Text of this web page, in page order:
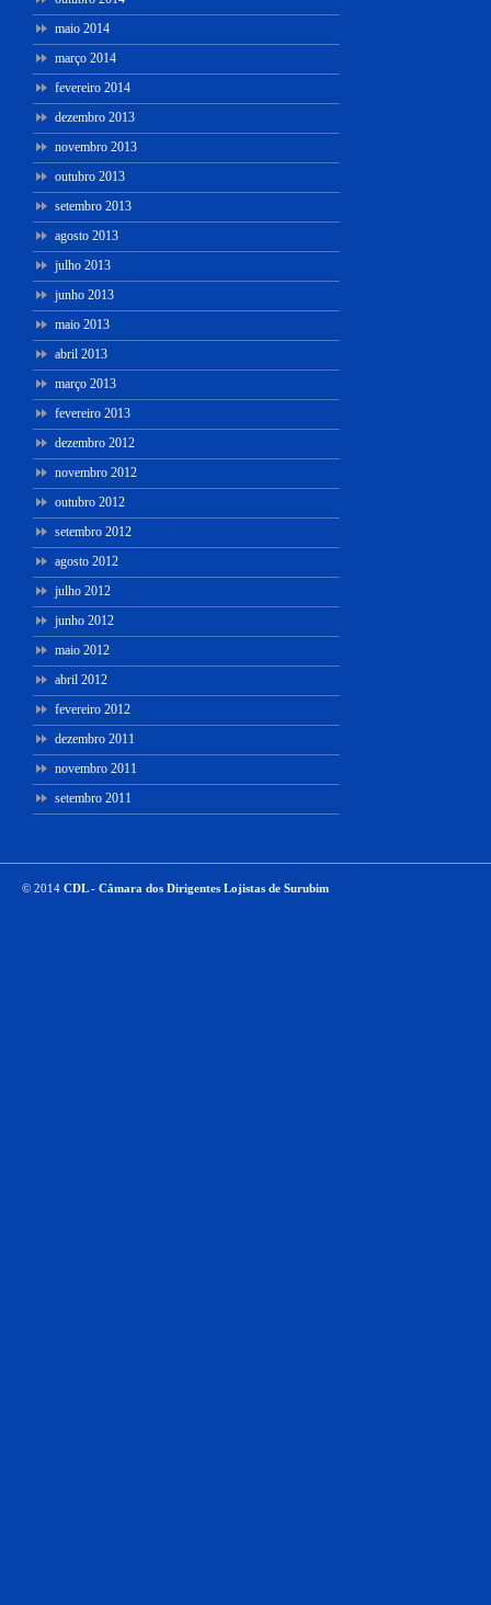
maio 2014
março 2014
fevereiro 2014
dezembro 2013
novembro 2013
outubro 2013
setembro 2013
agosto 2013
julho 2013
junho 2013
maio 2013
abril 2013
março 2013
fevereiro 2013
dezembro 2012
novembro 2012
outubro 2012
setembro 2012
agosto 2012
julho 2012
junho 2012
maio 2012
abril 2012
fevereiro 2012
dezembro 2011
novembro 2011
setembro 2011
© 2014 CDL - Câmara dos Dirigentes Lojistas de Surubim